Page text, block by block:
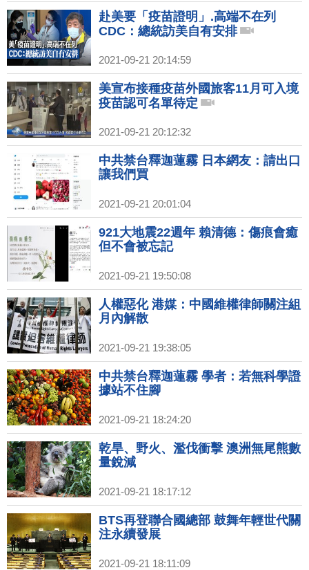
赴美要「疫苗證明」.高端不在列
CDC：總統訪美自有安排
2021-09-21 20:14:59
美宣布接種疫苗外國旅客11月可入境
疫苗認可名單待定
2021-09-21 20:12:32
中共禁台釋迦蓮霧 日本網友：請出口
讓我們買
2021-09-21 20:01:04
921大地震22週年 賴清德：傷痕會癒
但不會被忘記
2021-09-21 19:50:08
人權惡化 港媒：中國維權律師關注組
月內解散
2021-09-21 19:38:05
中共禁台釋迦蓮霧 學者：若無科學證
據站不住腳
2021-09-21 18:24:20
乾旱、野火、濫伐衝擊 澳洲無尾熊數
量銳減
2021-09-21 18:17:12
BTS再登聯合國總部 鼓舞年輕世代關
注永續發展
2021-09-21 18:11:09